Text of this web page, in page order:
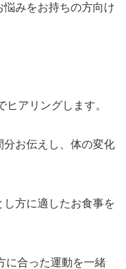
みをお持ちの方向け
アリングします。
お伝えし、体の変化
方に適したお食事を
に合った運動を一緒